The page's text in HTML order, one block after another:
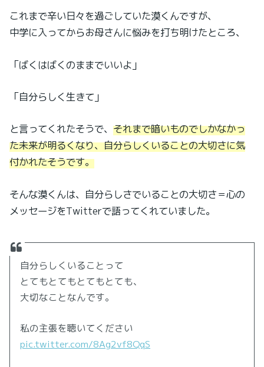
これまで辛い日々を過ごしていた漠くんですが、
中学に入ってからお母さんに悩みを打ち明けたところ、
「ばくはばくのままでいいよ」
「自分らしく生きて」
と言ってくれたそうで、それまで暗いものでしかなかっ
た未来が明るくなり、自分らしくいることの大切さに気
付かれたそうです。
そんな漠くんは、自分らしさでいることの大切さ＝心の
メッセージをTwitterで語ってくれていました。
自分らしくいることって
とてもとてもとてもとても、
大切なことなんです。
私の主張を聴いてください
pic.twitter.com/8Ag2vf8QqS